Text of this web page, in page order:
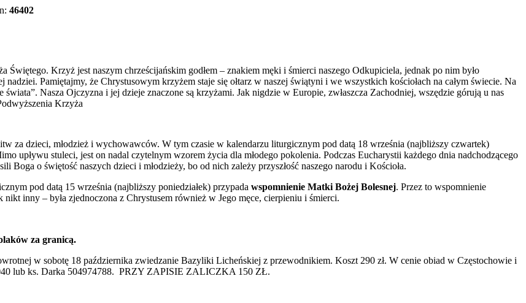
46402
Krzyż jest naszym chrześcijańskim godłem – znakiem męki i śmierci naszego Odkupiciela, jednak po nim było
Pamiętajmy, że Chrystusowym krzyżem staje się ołtarz w naszej świątyni i we wszystkich kościołach na całym świecie. Na
Nasza Ojczyzna i jej dzieje znaczone są krzyżami. Jak nigdzie w Europie, zwłaszcza Zachodniej, wszędzie górują u nas
Krzyża
za dzieci, młodzież i wychowawców. W tym czasie w kalendarzu liturgicznym pod datą 18 września (najbliższy czwartek)
upływu stuleci, jest on nadal czytelnym wzorem życia dla młodego pokolenia. Podczas Eucharystii każdego dnia nadchodzącego
o świętość naszych dzieci i młodzieży, bo od nich zależy przyszłość naszego narodu i Kościoła.
pod datą 15 września (najbliższy poniedziałek) przypada wspomnienie Matki Bożej Bolesnej. Przez to wspomnienie
inny – była zjednoczona z Chrystusem również w Jego męce, cierpieniu i śmierci.
za granicą.
w sobotę 18 października zwiedzanie Bazyliki Licheńskiej z przewodnikiem. Koszt 290 zł. W cenie obiad w Częstochowie i
lub ks. Darka 504974788. PRZY ZAPISIE ZALICZKA 150 ZŁ.